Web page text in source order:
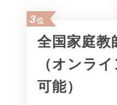
3位
全国家庭教
（オンラ
可能）